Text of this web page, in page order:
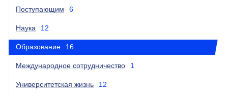
Поступающим 6
Наука 12
Образование 16
Международное сотрудничество 1
Университетская жизнь 12